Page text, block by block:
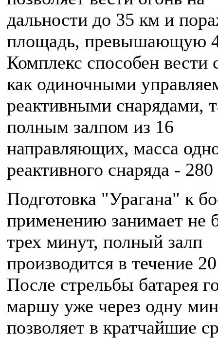
дальности до 35 км и
площадь, превышающую
Комплекс способен вести
как одиночными
реактивными снарядами,
полным залпом из 16
направляющих, масса
реактивного снаряда - 280
Подготовка "Урагана" к
применению занимает не
трех минут, полный залп
производится в течение
После стрельбы батарея
маршу уже через одну
позволяет в кратчайшие